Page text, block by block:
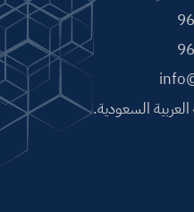
السعودية.